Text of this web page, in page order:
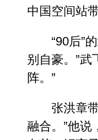
中国空间站
“90后”的
别自豪。”
阵。”
张洪章带
融合。”他说